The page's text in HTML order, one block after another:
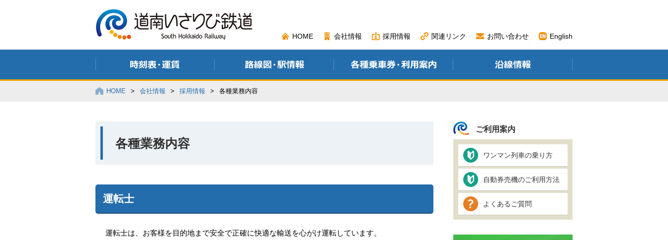
HOME 会社情報 採用情報 関連リンク お問い合わせ English
HOME > 会社情報 > 採用情報 > 各種業務内容
各種業務内容
運転士
運転士は、お客様を目的地まで安全で正確に快適な輸送を心がけ運転しています。
ご利用案内
ワンマン列車の乗り方
自動券売機のご利用方法
よくあるご質問